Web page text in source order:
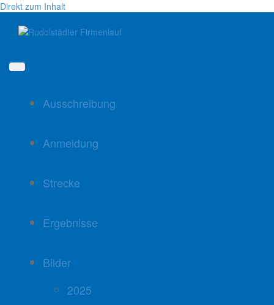
Direkt zum Inhalt
Ausschreibung
Anmeldung
Strecke
Ergebnisse
Bilder
2025